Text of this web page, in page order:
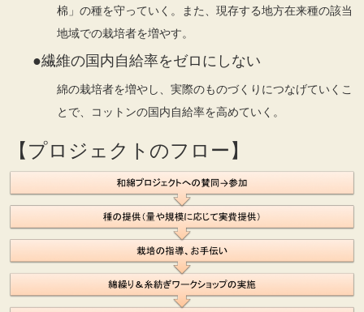
棉」の種を守っていく。また、現存する地方在来種の該当
地域での栽培者を増やす。
●繊維の国内自給率をゼロにしない
綿の栽培者を増やし、実際のものづくりにつなげていくこ
とで、コットンの国内自給率を高めていく。
【プロジェクトのフロー】